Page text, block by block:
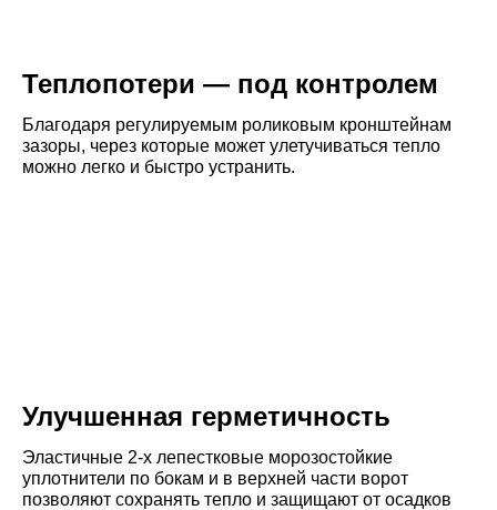
Теплопотери — под контролем
Благодаря регулируемым роликовым кронштейнам
зазоры, через которые может улетучиваться тепло
можно легко и быстро устранить.
Улучшенная герметичность
Эластичные 2-х лепестковые морозостойкие
уплотнители по бокам и в верхней части ворот
позволяют сохранять тепло и защищают от осадков